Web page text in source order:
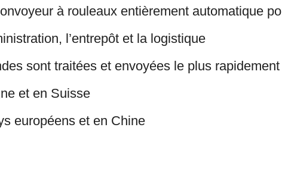
à rouleaux entièrement automatique
l’entrepôt et la logistique
sont traitées et envoyées le plus
et en Suisse
européens et en Chine